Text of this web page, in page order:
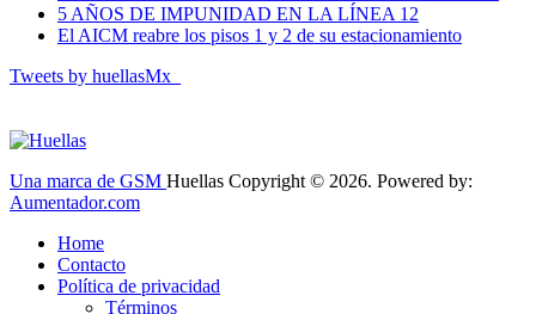
5 AÑOS DE IMPUNIDAD EN LA LÍNEA 12
El AICM reabre los pisos 1 y 2 de su estacionamiento
Tweets by huellasMx_
Una marca de GSM Huellas Copyright © 2026. Powered by:
Aumentador.com
Home
Contacto
Política de privacidad
Términos